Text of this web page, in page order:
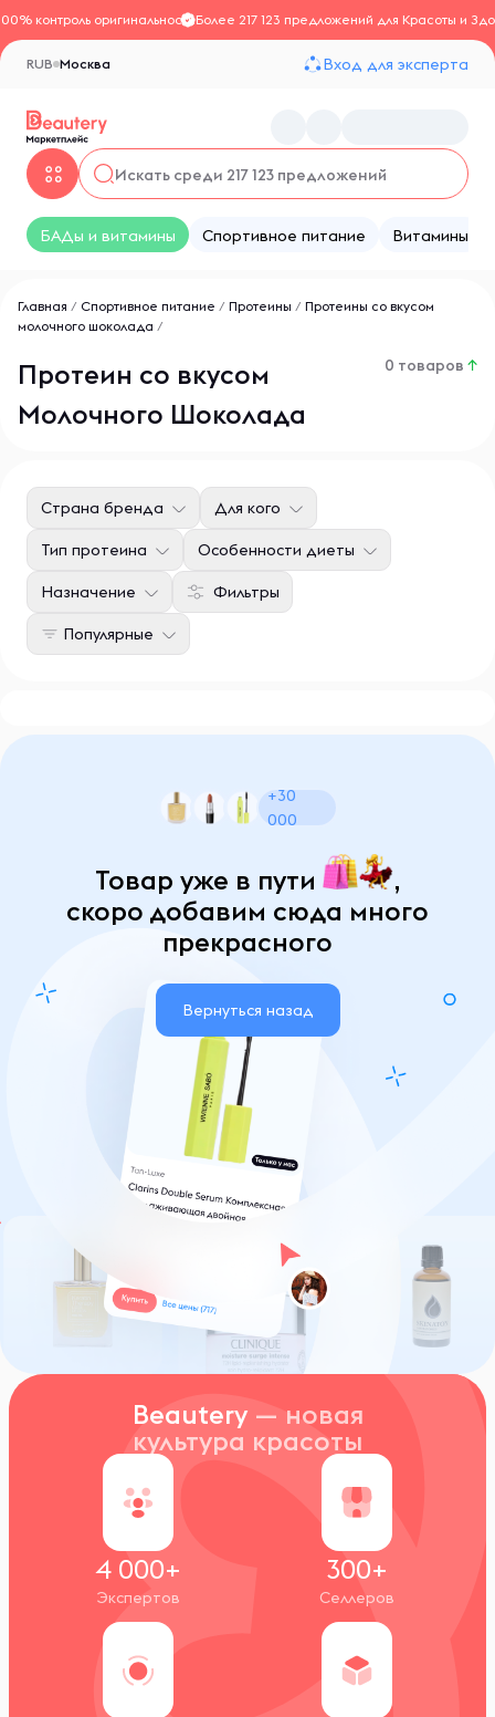
контроль оригинальностиБолее 217 123 предложений для Красоты и
Москва
RUB Вход для эксперта
БАДы и витамины Спортивное питание Витамины
Главная / Спортивное питание / Протеины / Протеины со вкусом
молочного шоколада /
Протеин со вкусом
Молочного Шоколада
0 товаров ↑
Фильтры
Страна бренда Для кого
Тип протеина Особенности диеты
Назначение
Популярные
+30
000
Товар уже в пути
,
скоро добавим сюда много
прекрасного
Вернуться назад
Beautery — новая
культура красоты
4 000+
Экспертов
300+
Селлеров